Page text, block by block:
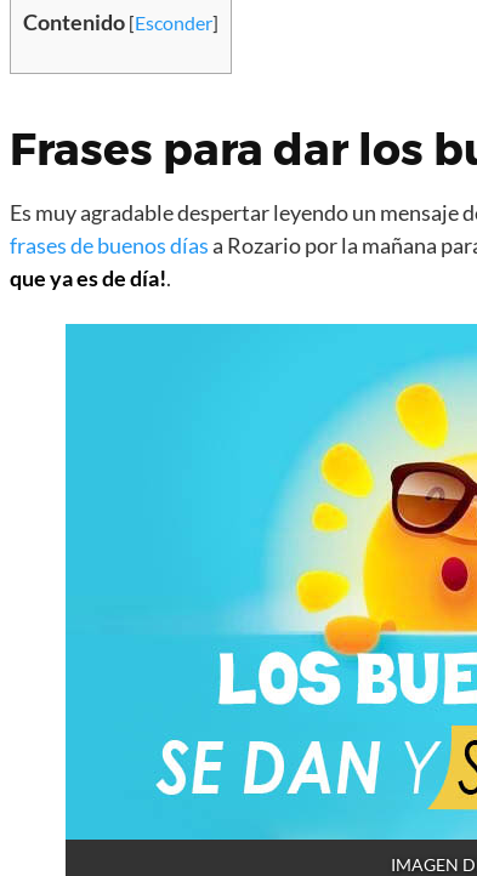
Contenido [Esconder]
Frases para dar los
Es muy agradable despertar leyendo un mensaje
frases de buenos díasa Rozario por la mañana
que ya es de día!.
IMAGEN